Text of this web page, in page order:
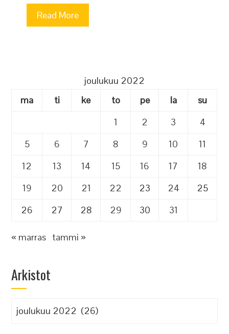
Read More
joulukuu 2022
ma
ti ke to pe la
su
1
2 3
4
5
6 7 8 9 10
11
12
13 14 15 16 17
18
19
20 21 22 23 24
25
26
27 28 29 30 31
« marras tammi »
Arkistot
Arkistot